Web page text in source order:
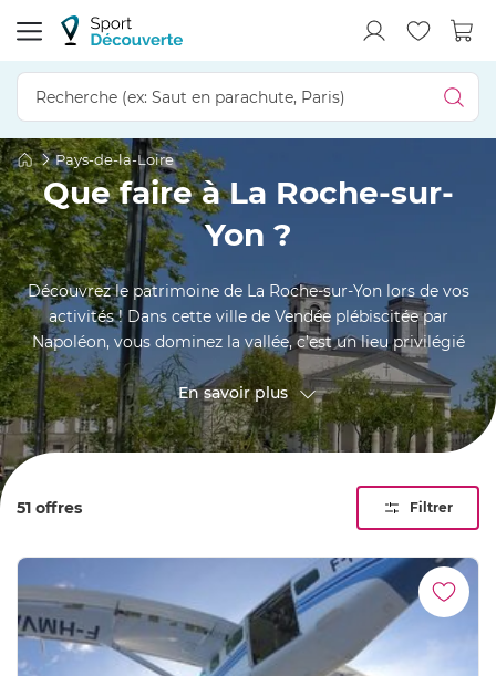
Pays-de-la-Loire
Que faire à La Roche-sur-
Yon ?
Découvrez le patrimoine de La Roche-sur-Yon lors de vos
activités ! Dans cette ville de Vendée plébiscitée par
Napoléon, vous dominez la vallée, c’est un lieu privilégié
pour s’adonner à des loisirs.
En savoir plus
51 offres Filtrer